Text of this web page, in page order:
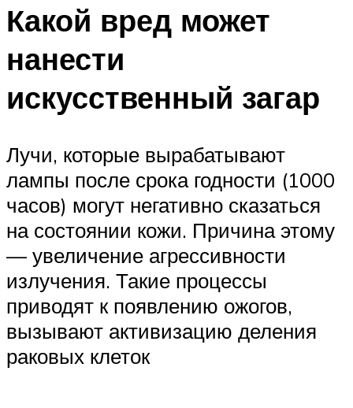
Какой вред может
нанести
искусственный загар
Лучи, которые вырабатывают
лампы после срока годности (1000
часов) могут негативно сказаться
на состоянии кожи. Причина этому
— увеличение агрессивности
излучения. Такие процессы
приводят к появлению ожогов,
вызывают активизацию деления
раковых клеток